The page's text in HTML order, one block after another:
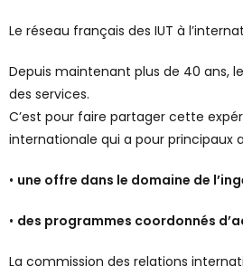
Le réseau français des IUT à
Depuis maintenant plus de 40 ans,
des services.
C’est pour faire partager cette
internationale qui a pour principaux
• une offre dans le domaine de
• des programmes coordonnés
La commission des relations